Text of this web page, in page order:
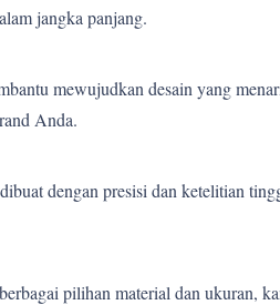
jangka panjang.
mewujudkan desain yang
Anda.
dengan presisi dan ketelitian
pilihan material dan ukuran,